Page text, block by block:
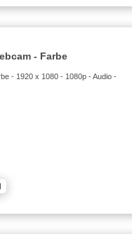
- Farbe
- 1920 x 1080 - 1080p - Audio -